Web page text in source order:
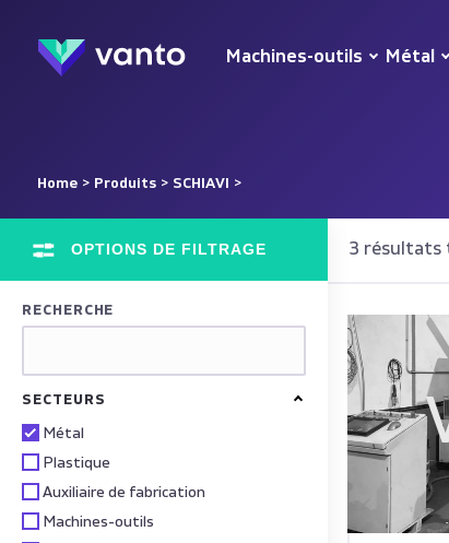
Machines-outils Métal
Home > Produits > SCHIAVI >
OPTIONS DE FILTRAGE
RECHERCHE
SECTEURS
Métal
Plastique
Auxiliaire de fabrication
Machines-outils
3 résultats